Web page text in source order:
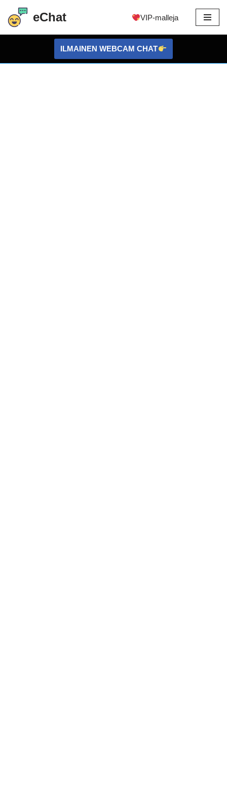
Siirry
eChat VIP-malleja
ILMAINEN WEBCAM CHAT